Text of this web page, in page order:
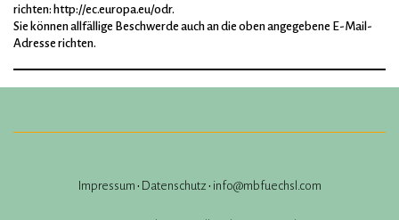
richten: http://ec.europa.eu/odr.
Sie können allfällige Beschwerde auch an die oben angegebene E-Mail-
Adresse richten.
Impressum • Datenschutz • info@mbfuechsl.com